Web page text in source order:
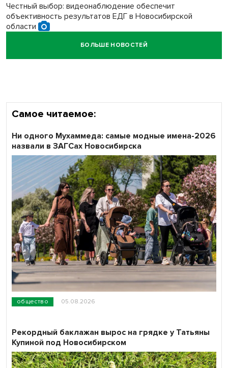
Честный выбор: видеонаблюдение обеспечит
объективность результатов ЕДГ в Новосибирской
области
Кибертанки пошли в бой: «Ростелеком» объявляет
БОЛЬШЕ НОВОСТЕЙ
Самое читаемое:
общество 05.08.2026
Ни одного Мухаммеда: самые модные имена-2026
назвали в ЗАГСах Новосибирска
Рекордный баклажан вырос на грядке у Татьяны
Купиной под Новосибирском